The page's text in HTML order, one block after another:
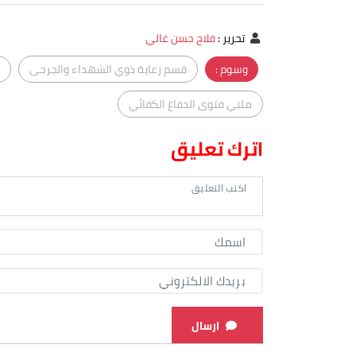
تحرير:فلاح حسن غالي
وسوم :
قسم رعاية ذوي الشهداء والجرحى
ملبي فتوى الدفاع الكفائي
اترك تعليق
ارسال